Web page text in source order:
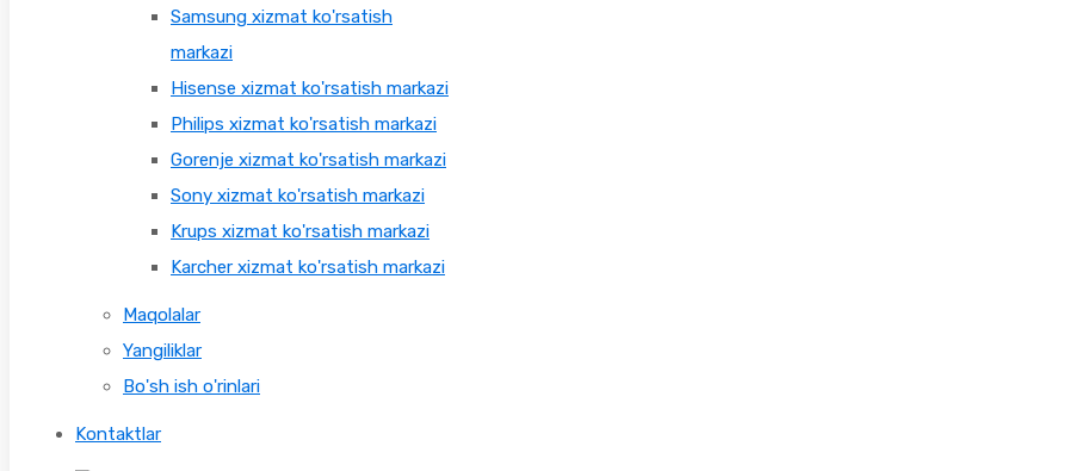
Samsung xizmat ko'rsatish
markazi
Hisense xizmat ko'rsatish markazi
Philips xizmat ko'rsatish markazi
Gorenje xizmat ko'rsatish markazi
Sony xizmat ko'rsatish markazi
Krups xizmat ko'rsatish markazi
Karcher xizmat ko'rsatish markazi
Maqolalar
Yangiliklar
Bo'sh ish o'rinlari
Kontaktlar